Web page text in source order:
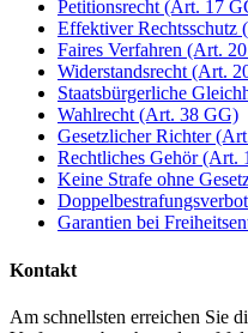
Petitionsrecht (Art. 17
Effektiver Rechtsschutz
Faires Verfahren (Art.
Widerstandsrecht (Art.
Staatsbürgerliche
Wahlrecht (Art. 38 GG)
Gesetzlicher Richter
Rechtliches Gehör (Art.
Keine Strafe ohne
Garantien bei
Kontakt
Am schnellsten erreichen Sie